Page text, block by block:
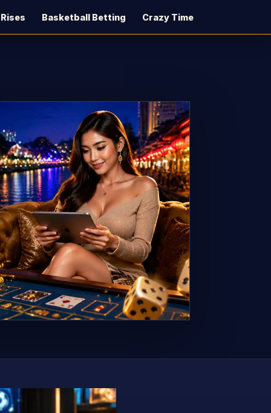
Basketball Betting Crazy Time